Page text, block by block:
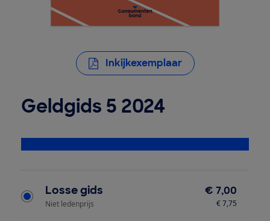
Inkijkexemplaar
Geldgids 5 2024
Losse gids
Niet ledenprijs
€ 7,00
€ 7,75